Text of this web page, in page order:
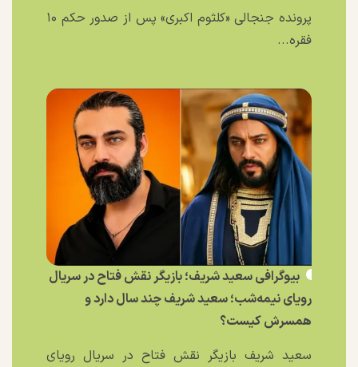
پرونده جنجالی «کلثوم اکبری» پس از صدور حکم ۱۰
فقره...
بیوگرافی سعید شریف؛ بازیگر نقش فتاح در سریال
رویای نیمه‌شب؛ سعید شریف چند سال دارد و
همسرش کیست؟
سعید شریف بازیگر نقش فتاح در سریال رویای